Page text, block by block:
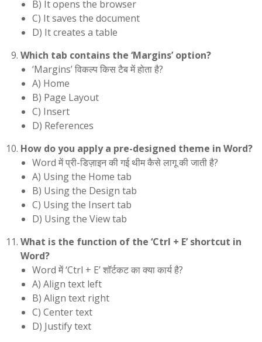
B) It opens the browser
C) It saves the document
D) It creates a table
Which tab contains the ‘Margins’ option?
‘Margins’ विकल्प किस टैब में होता है?
A) Home
B) Page Layout
C) Insert
D) References
How do you apply a pre-designed theme in Word?
Word में प्री-डिज़ाइन की गई थीम कैसे लागू की जाती है?
A) Using the Home tab
B) Using the Design tab
C) Using the Insert tab
D) Using the View tab
What is the function of the ‘Ctrl + E’ shortcut in
Word?
Word में ‘Ctrl + E’ शॉर्टकट का क्या कार्य है?
A) Align text left
B) Align text right
C) Center text
D) Justify text